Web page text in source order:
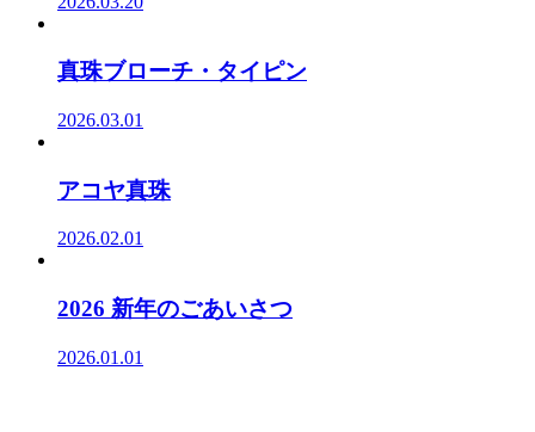
真珠ブローチ・タイピン
2026.03.01
アコヤ真珠
2026.02.01
2026 新年のごあいさつ
2026.01.01